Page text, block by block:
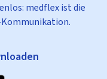
medflex ist die